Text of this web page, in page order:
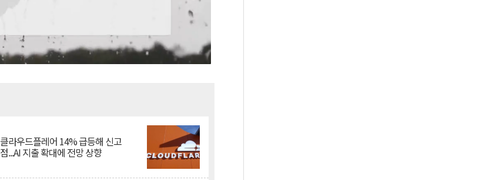
클라우드플레어 14% 급등해 신고
점...AI 지출 확대에 전망 상향